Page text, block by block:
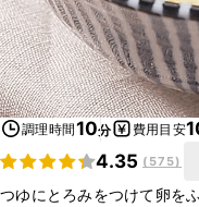
調理時間10分 費用目安
4.35 ( 575)
つゆにとろみをつけて卵を